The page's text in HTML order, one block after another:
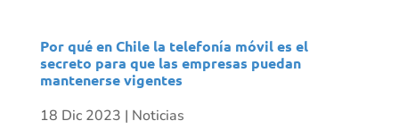
Por qué en Chile la telefonía móvil es el
secreto para que las empresas puedan
mantenerse vigentes
18 Dic 2023 | Noticias